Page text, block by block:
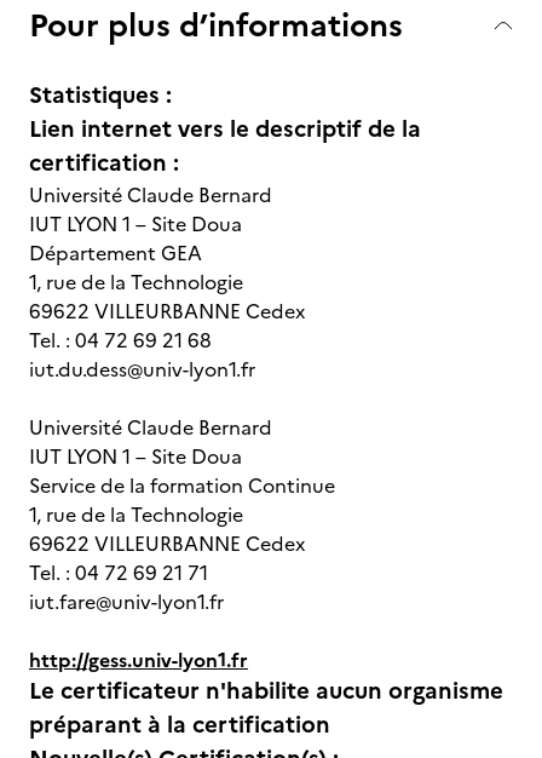
Pour plus d’informations
Statistiques :
Lien internet vers le descriptif de la
certification :
Université Claude Bernard
IUT LYON 1 – Site Doua
Département GEA
1, rue de la Technologie
69622 VILLEURBANNE Cedex
Tel. : 04 72 69 21 68
iut.du.dess@univ-lyon1.fr
Université Claude Bernard
IUT LYON 1 – Site Doua
Service de la formation Continue
1, rue de la Technologie
69622 VILLEURBANNE Cedex
Tel. : 04 72 69 21 71
iut.fare@univ-lyon1.fr
http://gess.univ-lyon1.fr
Le certificateur n'habilite aucun organisme
préparant à la certification